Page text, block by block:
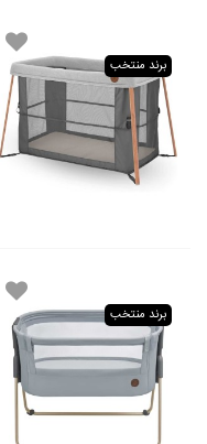
برند منتخب
برند منتخب